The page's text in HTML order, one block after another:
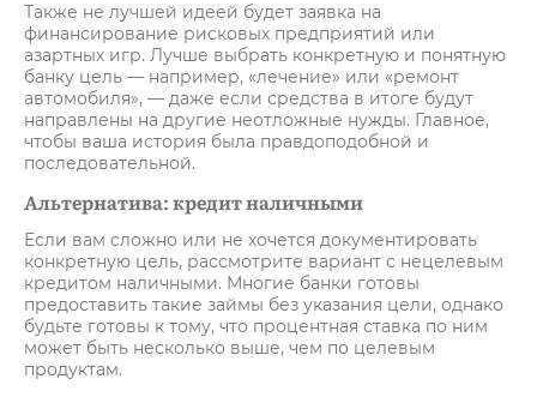
Также не лучшей идеей будет заявка на
финансирование рисковых предприятий или
азартных игр. Лучше выбрать конкретную и понятную
банку цель — например, «лечение» или «ремонт
автомобиля», — даже если средства в итоге будут
направлены на другие неотложные нужды. Главное,
чтобы ваша история была правдоподобной и
последовательной.
Альтернатива: кредит наличными
Если вам сложно или не хочется документировать
конкретную цель, рассмотрите вариант с нецелевым
кредитом наличными. Многие банки готовы
предоставить такие займы без указания цели, однако
будьте готовы к тому, что процентная ставка по ним
может быть несколько выше, чем по целевым
продуктам.